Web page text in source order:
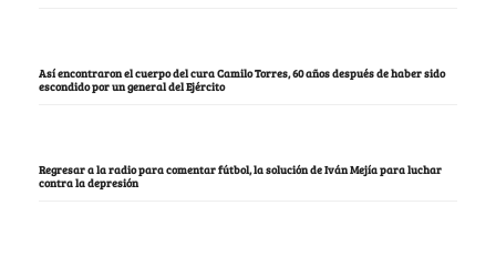
Así encontraron el cuerpo del cura Camilo Torres, 60 años después de haber sido
escondido por un general del Ejército
Regresar a la radio para comentar fútbol, la solución de Iván Mejía para luchar
contra la depresión